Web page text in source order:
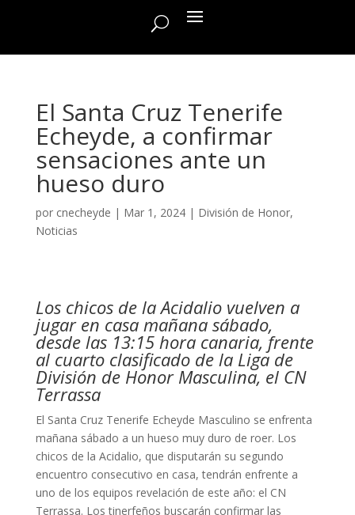
El Santa Cruz Tenerife
Echeyde, a confirmar
sensaciones ante un
hueso duro
por cnecheyde | Mar 1, 2024| División de Honor,
Noticias
Los chicos de la Acidalio vuelven a
jugar en casa mañana sábado,
desde las 13:15 hora canaria, frente
al cuarto clasificado de la Liga de
División de Honor Masculina, el CN
Terrassa
El Santa Cruz Tenerife Echeyde Masculino se enfrenta
mañana sábado a un hueso muy duro de roer. Los
chicos de la Acidalio, que disputarán su segundo
encuentro consecutivo en casa, tendrán enfrente a
uno de los equipos revelación de este año: el CN
Terrassa. Los tinerfeños buscarán confirmar las